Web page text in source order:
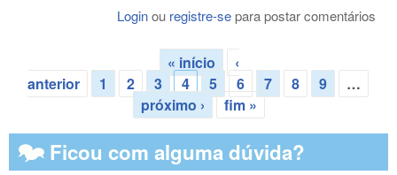
Loginou registre-separa postar comentários
Páginas
« início
‹
anterior
1 2 3 4 5 6 7 8 9
…
próximo ›
fim »
🗫 Ficou com alguma dúvida?